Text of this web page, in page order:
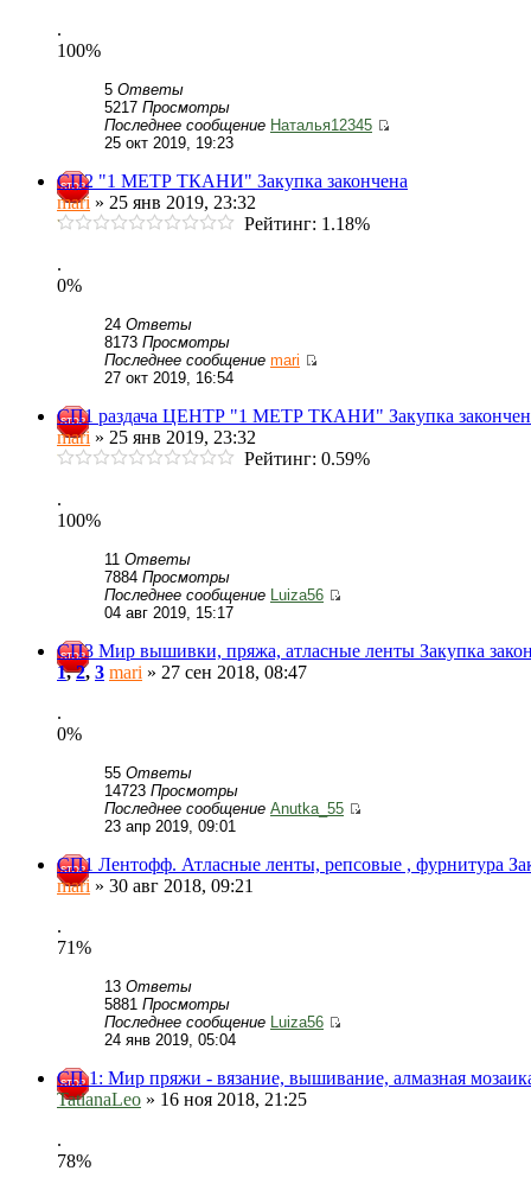
.
100%
5 Ответы
5217 Просмотры
Последнее сообщение Наталья12345
25 окт 2019, 19:23
СП2 "1 МЕТР ТКАНИ" Закупка закончена
mari » 25 янв 2019, 23:32
Рейтинг: 1.18%
.
0%
24 Ответы
8173 Просмотры
Последнее сообщение mari
27 окт 2019, 16:54
СП1 раздача ЦЕНТР "1 МЕТР ТКАНИ" Закупка
mari » 25 янв 2019, 23:32
Рейтинг: 0.59%
.
100%
11 Ответы
7884 Просмотры
Последнее сообщение Luiza56
04 авг 2019, 15:17
СП3 Мир вышивки, пряжа, атласные ленты Закупка
1,2, 3 mari » 27 сен 2018, 08:47
.
0%
55 Ответы
14723 Просмотры
Последнее сообщение Anutka_55
23 апр 2019, 09:01
СП1 Лентофф. Атласные ленты, репсовые , фурнитура
mari » 30 авг 2018, 09:21
.
71%
13 Ответы
5881 Просмотры
Последнее сообщение Luiza56
24 янв 2019, 05:04
СП 1: Мир пряжи - вязание, вышивание, алмазная
TatianaLeo » 16 ноя 2018, 21:25
.
78%